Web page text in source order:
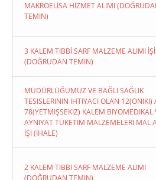
MAKROELİSA HİZMET ALIMI
TEMIN)
3 KALEM TIBBİ SARF MALZEME ALIMI İŞİ
(DOĞRUDAN TEMIN)
MÜDÜRLÜĞÜMÜZ VE BAĞLI SAĞLIK
TESISLERININ IHTIYACI OLAN 12(ONIKI)
78(YETMIŞSEKIZ) KALEM BIYOMEDIKAL
AYNIYAT TÜKETIM MALZEMELERI MAL
İŞI (İHALE)
2 KALEM TIBBI SARF MALZEME ALIMI
(DOĞRUDAN TEMIN)